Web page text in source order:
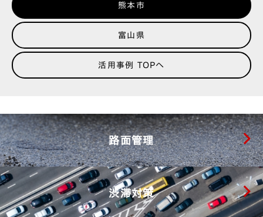
熊本市
富山県
活用事例 TOPへ
路面管理
渋滞対策